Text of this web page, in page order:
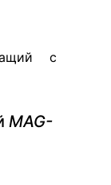
MAG-